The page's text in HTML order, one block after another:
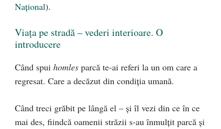
Național).
Viața pe stradă – vederi interioare. O
introducere
Când spui homles parcă te-ai referi la un om care a
regresat. Care a decăzut din condiția umană.
Când treci grăbit pe lângă el – și îl vezi din ce în ce
mai des, fiindcă oamenii străzii s-au înmulțit parcă și